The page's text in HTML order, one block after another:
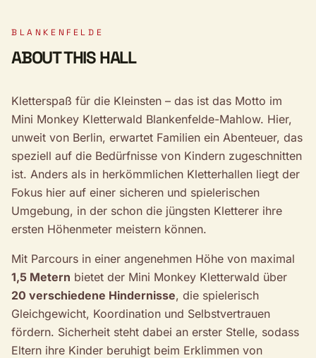
BLANKENFELDE
ABOUT THIS HALL
Kletterspaß für die Kleinsten – das ist das Motto im
Mini Monkey Kletterwald Blankenfelde-Mahlow. Hier,
unweit von Berlin, erwartet Familien ein Abenteuer, das
speziell auf die Bedürfnisse von Kindern zugeschnitten
ist. Anders als in herkömmlichen Kletterhallen liegt der
Fokus hier auf einer sicheren und spielerischen
Umgebung, in der schon die jüngsten Kletterer ihre
ersten Höhenmeter meistern können.
Mit Parcours in einer angenehmen Höhe von maximal
1,5 Metern bietet der Mini Monkey Kletterwald über
20 verschiedene Hindernisse, die spielerisch
Gleichgewicht, Koordination und Selbstvertrauen
fördern. Sicherheit steht dabei an erster Stelle, sodass
Eltern ihre Kinder beruhigt beim Erklimmen von